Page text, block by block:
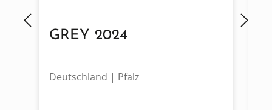
GREY 2024
Deutschland | Pfalz